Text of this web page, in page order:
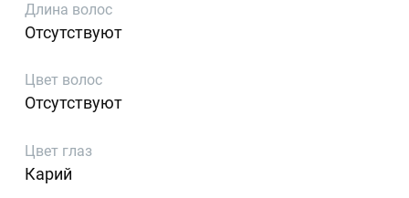
Длина волос
Отсутствуют
Цвет волос
Отсутствуют
Цвет глаз
Карий